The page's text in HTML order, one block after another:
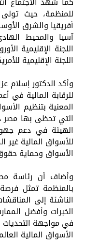
للمنظمة، حيث
أفريقيا والشرق
آسيا والمحيط
اللجنة الإقليمية
اللجنة الإقليمية
وأكد الدكتور إسلام
للرقابة المالية في
المعنية بتنظيم
التي تحظى بها مصر
الهيئة في دعم جهود
للأسواق المالية
الأسواق وحماية
وأضاف أن رئاسة
بالمنظمة تمثل
الناشئة إلى
الخبرات وأفضل
في مواجهة التحديات
الأسواق المالية